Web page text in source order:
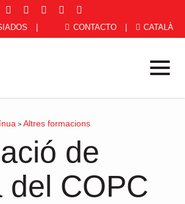
CONTACTO CATALÀ
> Altres formacions
de
del COPC